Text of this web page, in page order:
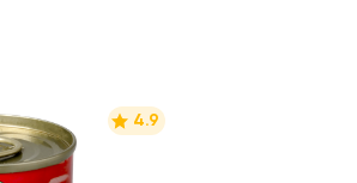
4.9